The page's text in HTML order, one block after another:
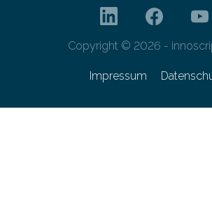
Copyright © 2026 -
Impressum